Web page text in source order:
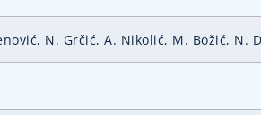
N. Grčić, A. Nikolić, M. Božić, N.